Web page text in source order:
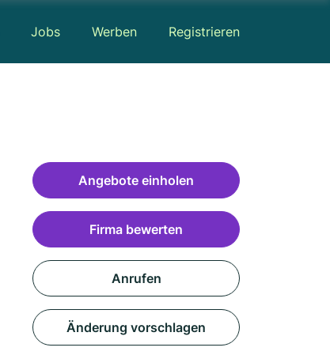
Jobs Werben Registrieren
Angebote einholen
Firma bewerten
Anrufen
Änderung vorschlagen